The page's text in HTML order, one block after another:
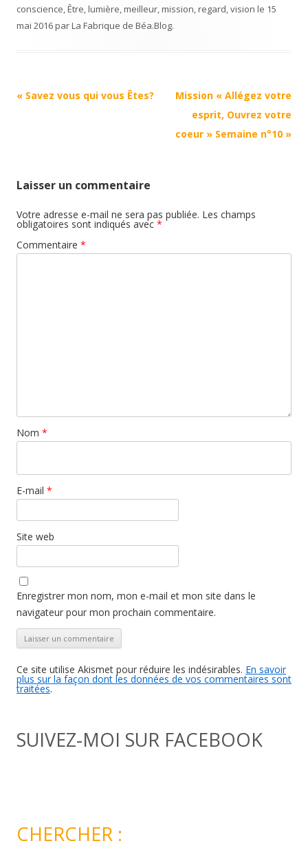
conscience,Être,lumière,meilleur,mission,regard,vision le 15
mai 2016parLa Fabrique de Béa.Blog.
Navigation
« Savez vous qui vous Êtes?
Mission « Allégez votre
esprit, Ouvrez votre
coeur » Semaine n°10 »
Laisser un commentaire
Votre adresse e-mail ne sera pas publiée. Les champs
obligatoires sont indiqués avec *
Commentaire *
Nom *
E-mail *
Site web
Enregistrer mon nom, mon e-mail et mon site dans le
navigateur pour mon prochain commentaire.
Ce site utilise Akismet pour réduire les indésirables. En savoir
plus sur la façon dont les données de vos commentaires sont
traitées.
SUIVEZ-MOI SUR FACEBOOK
CHERCHER :